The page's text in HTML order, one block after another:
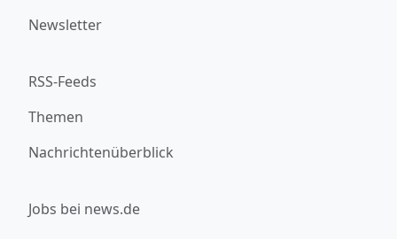
Newsletter
RSS-Feeds
Themen
Nachrichtenüberblick
Jobs bei news.de